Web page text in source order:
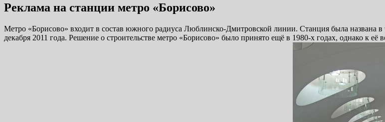
Реклама на станции метро «Борисово»
Метро «Борисово» входит в состав южного радиуса Люблинско-Дмитровской линии. Станция была названа
декабря 2011 года. Решение о строительстве метро «Борисово» было принято ещё в 1980-х годах, однако к